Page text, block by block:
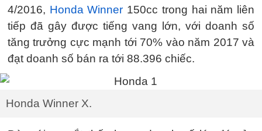
4/2016, Honda Winner 150cc trong hai năm liên
tiếp đã gây được tiếng vang lớn, với doanh số
tăng trưởng cực mạnh tới 70% vào năm 2017 và
đạt doanh số bán ra tới 88.396 chiếc.
Honda Winner X.